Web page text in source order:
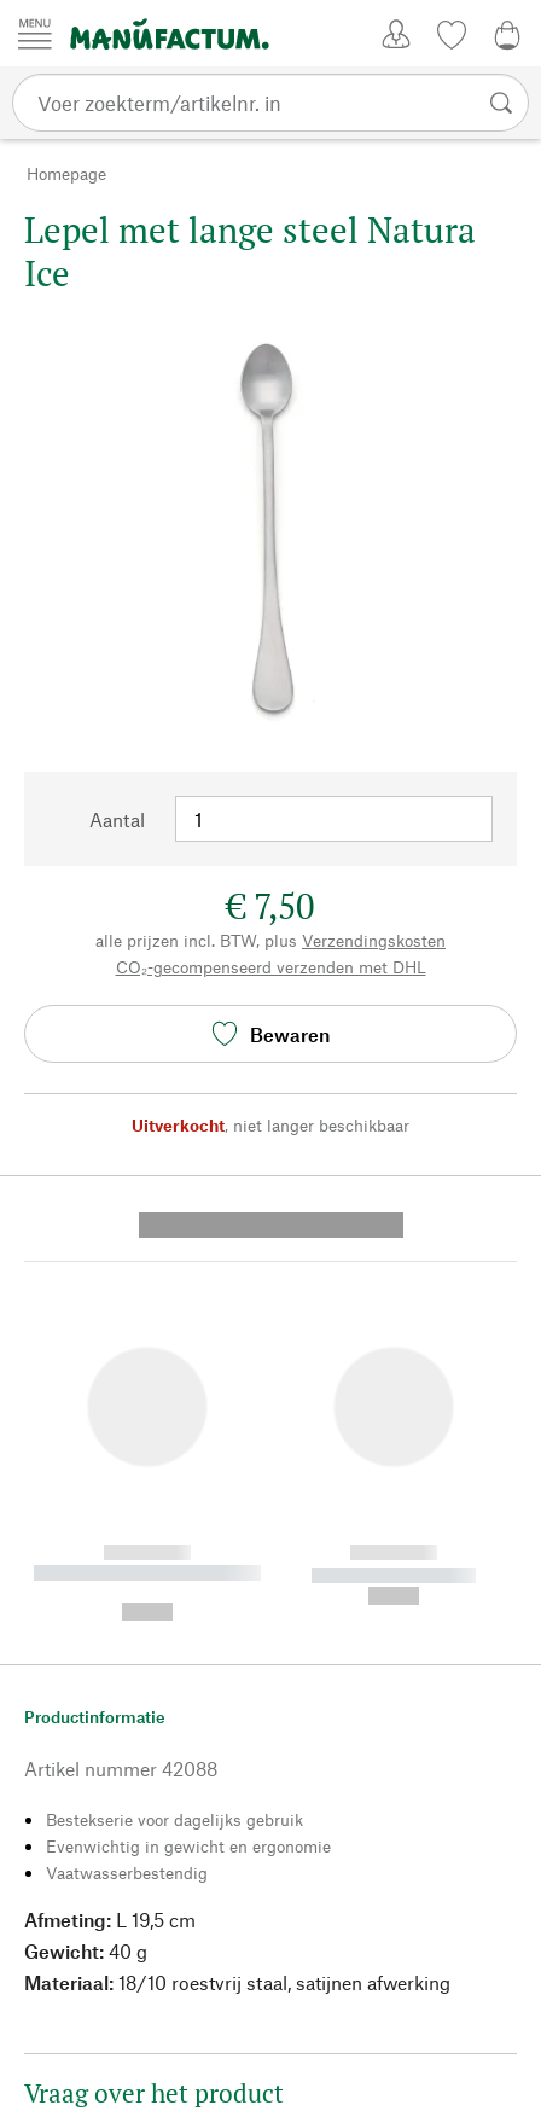
Passer au contenu
Homepage
Lepel met lange steel Natura
Ice
Aantal
€ 7,50
alle prijzen incl. BTW, plus Verzendingskosten
CO₂-gecompenseerd verzenden met DHL
Bewaren
Uitverkocht, niet langer beschikbaar
------------
----------- ----------- --------
------------
----------- -----------
Productinformatie
Artikel nummer 42088
Bestekserie voor dagelijks gebruik
Evenwichtig in gewicht en ergonomie
Vaatwasserbestendig
Afmeting: L 19,5 cm
Gewicht: 40 g
Materiaal: 18/10 roestvrij staal, satijnen afwerking
Vraag over het product